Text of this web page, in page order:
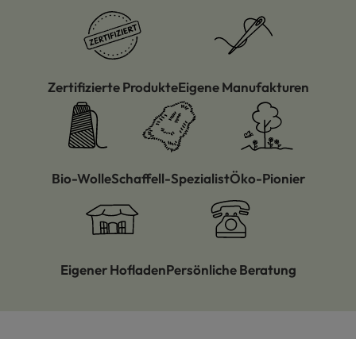
Zertifizierte ProdukteEigene Manufakturen
Bio-WolleSchaffell-SpezialistÖko-Pionier
Eigener HofladenPersönliche Beratung